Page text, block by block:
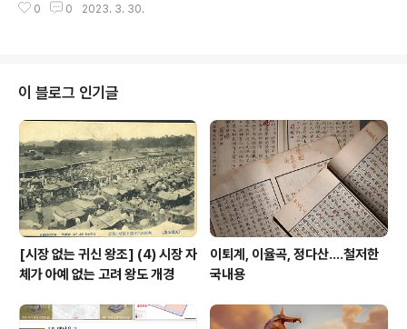
고도의 면모라고 할 만한 유산이 제법이니, 공주 도심에는
leader President Yoon Suk Yeol (R) enters a cer
om 박정희 유신시대에 국민학교를 다닌 나한테 보이스카
웃은 또 다른 고통으로 각인한다. 믿충도우애친숭쾌검용순
검? 인가 하는 보이스카웃 계율이 여전히 입에..
0 0 2023. 3. 30.
이 블로그 인기글
[시장 없는 귀신 왕조] (4) 시장 자
체가 아예 없는 고려 왕도 개경
이퇴계, 이율곡, 정다산....철저한
국내용